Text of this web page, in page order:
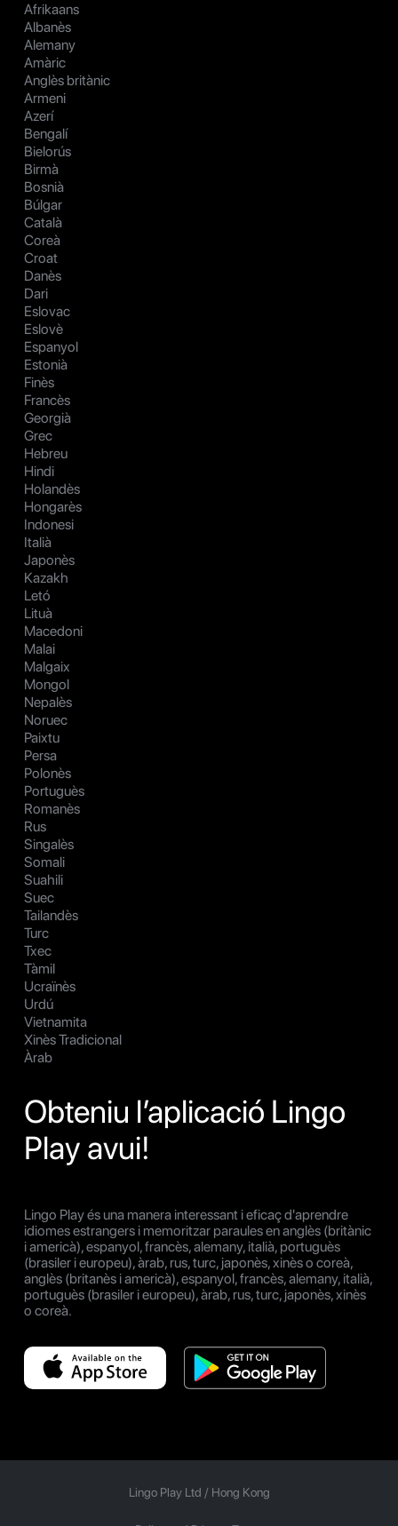
Afrikaans
Albanès
Alemany
Amàric
Anglès britànic
Armeni
Azerí
Bengalí
Bielorús
Birmà
Bosnià
Búlgar
Català
Coreà
Croat
Danès
Dari
Eslovac
Eslovè
Espanyol
Estonià
Finès
Francès
Georgià
Grec
Hebreu
Hindi
Holandès
Hongarès
Indonesi
Italià
Japonès
Kazakh
Letó
Lituà
Macedoni
Malai
Malgaix
Mongol
Nepalès
Noruec
Paixtu
Persa
Polonès
Portuguès
Romanès
Rus
Singalès
Somali
Suahili
Suec
Tailandès
Turc
Txec
Tàmil
Ucraïnès
Urdú
Vietnamita
Xinès Tradicional
Àrab
Obteniu l’aplicació Lingo
Play avui!
Lingo Play és una manera interessant i eficaç d'aprendre
idiomes estrangers i memoritzar paraules en anglès (britànic
i americà), espanyol, francès, alemany, italià, portuguès
(brasiler i europeu), àrab, rus, turc, japonès, xinès o coreà,
anglès (britanès i americà), espanyol, francès, alemany, italià,
portuguès (brasiler i europeu), àrab, rus, turc, japonès, xinès
o coreà.
Lingo Play Ltd / Hong Kong